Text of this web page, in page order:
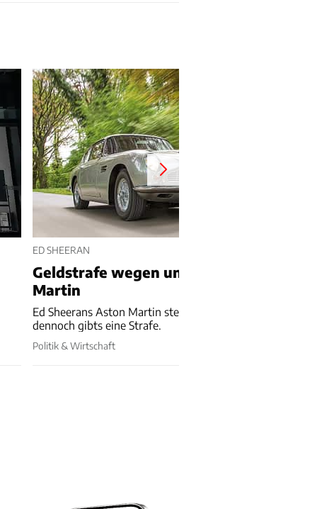
ED SHEERAN
Geldstrafe wegen unversichertem Aston
Martin
Ed Sheerans Aston Martin steht in der Werkstatt und
dennoch gibts eine Strafe.
Politik & Wirtschaft